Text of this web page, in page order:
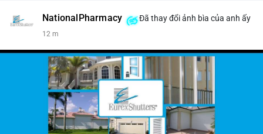
NationalPharmacy Đã thay đổi ảnh bìa của anh ấy
12 m